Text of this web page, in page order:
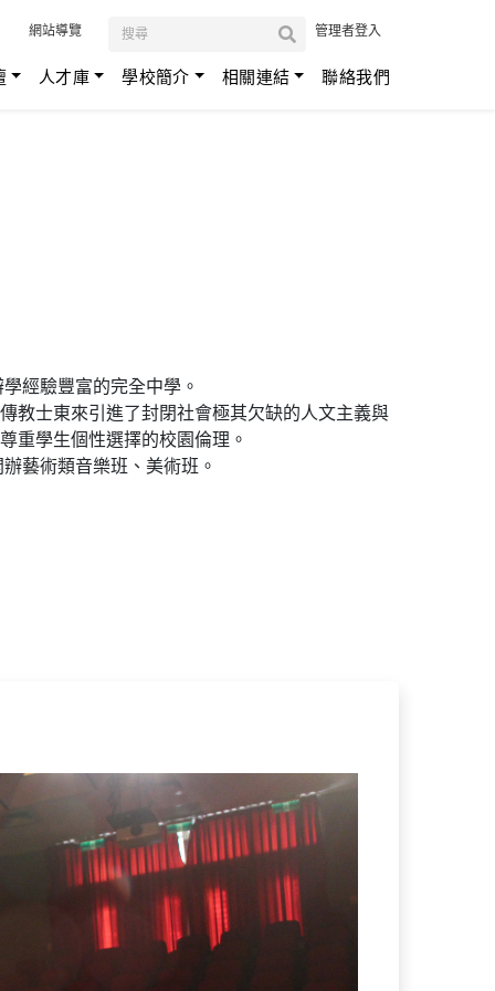
網站導覽 管理者登入
人才庫 學校簡介 相關連結 聯絡我們
經驗豐富的完全中學。
教士東來引進了封閉社會極其欠缺的人文主義與
重學生個性選擇的校園倫理。
藝術類音樂班、美術班。